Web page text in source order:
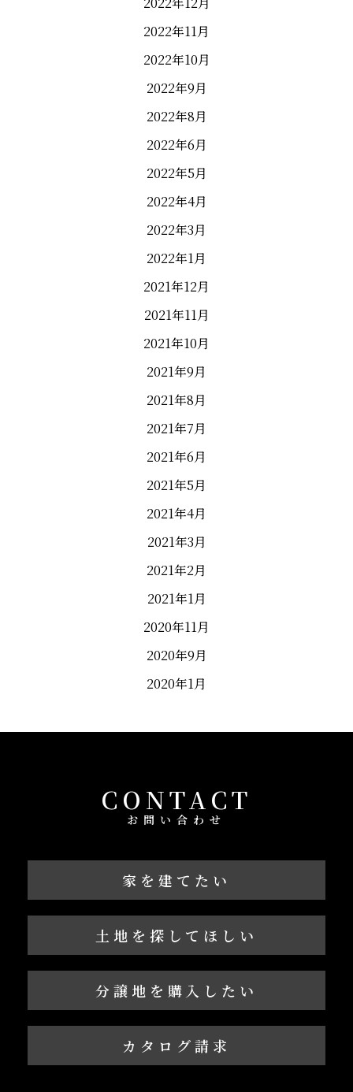
2022年11月
2022年10月
2022年9月
2022年8月
2022年6月
2022年5月
2022年4月
2022年3月
2022年1月
2021年12月
2021年11月
2021年10月
2021年9月
2021年8月
2021年7月
2021年6月
2021年5月
2021年4月
2021年3月
2021年2月
2021年1月
2020年11月
2020年9月
2020年1月
CONTACT
お問い合わせ
家を建てたい
土地を探してほしい
分譲地を購入したい
カタログ請求